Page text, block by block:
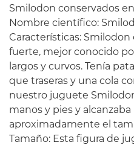
Smilodon conservados
Nombre científico:
Características:
fuerte, mejor conocido
largos y curvos. Tenía
que traseras y una cola
nuestro juguete
manos y pies y alcanzaba
aproximadamente el
Tamaño: Esta figura de